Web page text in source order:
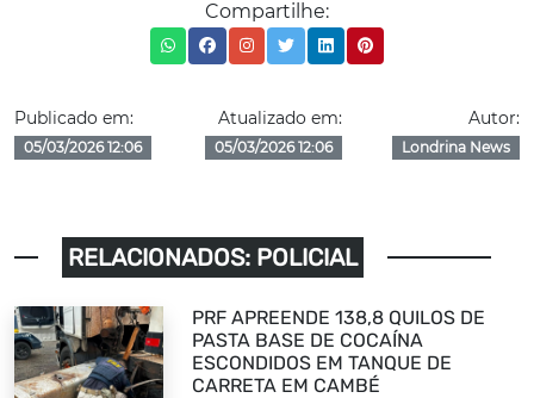
Compartilhe:
Publicado em:
05/03/2026 12:06
Atualizado em:
05/03/2026 12:06
Autor:
Londrina News
RELACIONADOS: POLICIAL
PRF APREENDE 138,8 QUILOS DE
PASTA BASE DE COCAÍNA
ESCONDIDOS EM TANQUE DE
CARRETA EM CAMBÉ